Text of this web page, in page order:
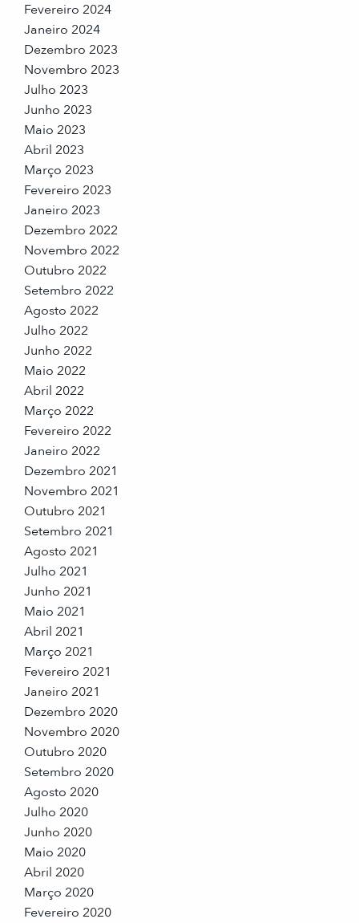
Fevereiro 2024
Janeiro 2024
Dezembro 2023
Novembro 2023
Julho 2023
Junho 2023
Maio 2023
Abril 2023
Março 2023
Fevereiro 2023
Janeiro 2023
Dezembro 2022
Novembro 2022
Outubro 2022
Setembro 2022
Agosto 2022
Julho 2022
Junho 2022
Maio 2022
Abril 2022
Março 2022
Fevereiro 2022
Janeiro 2022
Dezembro 2021
Novembro 2021
Outubro 2021
Setembro 2021
Agosto 2021
Julho 2021
Junho 2021
Maio 2021
Abril 2021
Março 2021
Fevereiro 2021
Janeiro 2021
Dezembro 2020
Novembro 2020
Outubro 2020
Setembro 2020
Agosto 2020
Julho 2020
Junho 2020
Maio 2020
Abril 2020
Março 2020
Fevereiro 2020